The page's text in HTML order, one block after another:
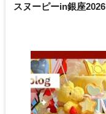
スヌーピーin銀座